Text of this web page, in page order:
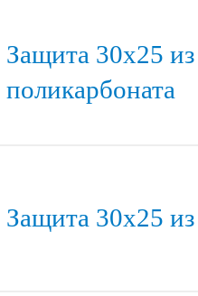
Защита 30х25 из
поликарбоната
Защита 30х25 из